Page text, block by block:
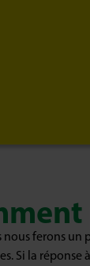
ferons un
Si la